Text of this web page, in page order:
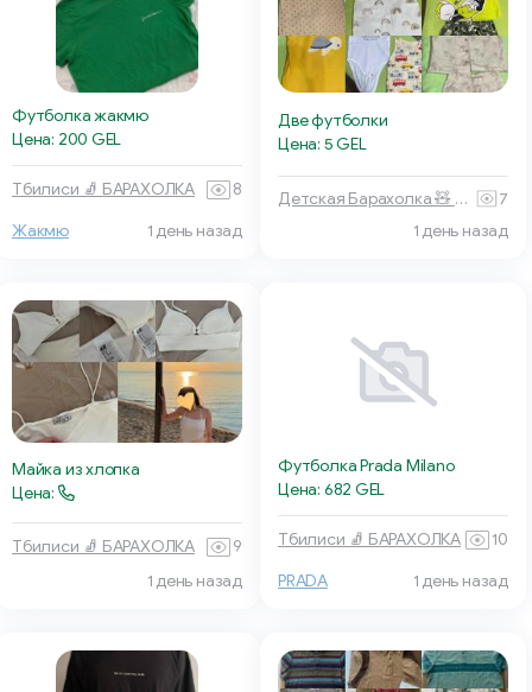
Футболка жакмю
Цена: 200 GEL
Тбилиси 🧦 БАРАХОЛКА 8
Жакмю 1 день назад
Две футболки
Цена: 5 GEL
Детская Барахолка 🧸 Батуми
7
1 день назад
Майка из хлопка
Цена:
Тбилиси 🧦 БАРАХОЛКА
9
1 день назад
Футболка Prada Milano
Цена: 682 GEL
Тбилиси 🧦 БАРАХОЛКА 10
PRADA 1 день назад